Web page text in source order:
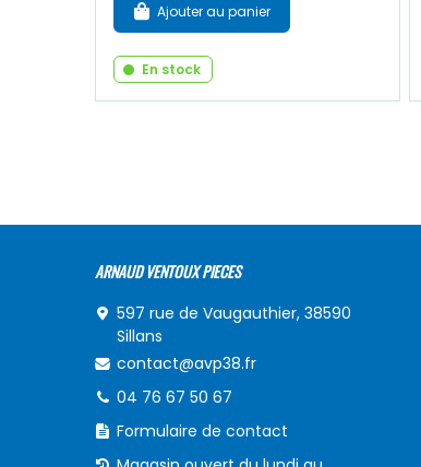
Ajouter au panier
En stock
ARNAUD VENTOUX PIECES
597 rue de Vaugauthier, 38590
Sillans
contact@avp38.fr
04 76 67 50 67
Formulaire de contact